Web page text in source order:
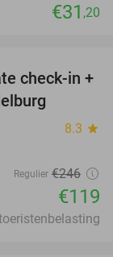
€31 ,20
52%
check-in +
8.3 star
Regulier €246
€119